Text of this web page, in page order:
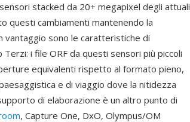
stacked da 20+ megapixel degli attuali
questi cambiamenti mantenendo la
vantaggio sono le caratteristiche di
i file ORF da questi sensori più piccoli
equivalenti rispetto al formato pieno,
e di viaggio dove la nitidezza
di elaborazione è un altro punto di
, Capture One, DxO, Olympus/OM